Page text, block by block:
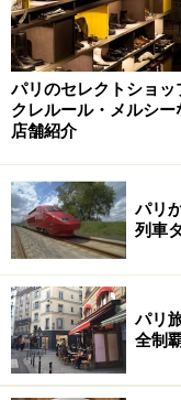
無休
テルトル広場
画家が集まるテルト
賑やかなテルトル
おり、パリの街並
を描いたりしてい
もし作品や似顔絵
渉をしつつ思い出
パリのセレクトショッ
クレルール・メルシー
店舗紹介
パリ
列車
パリ
全制